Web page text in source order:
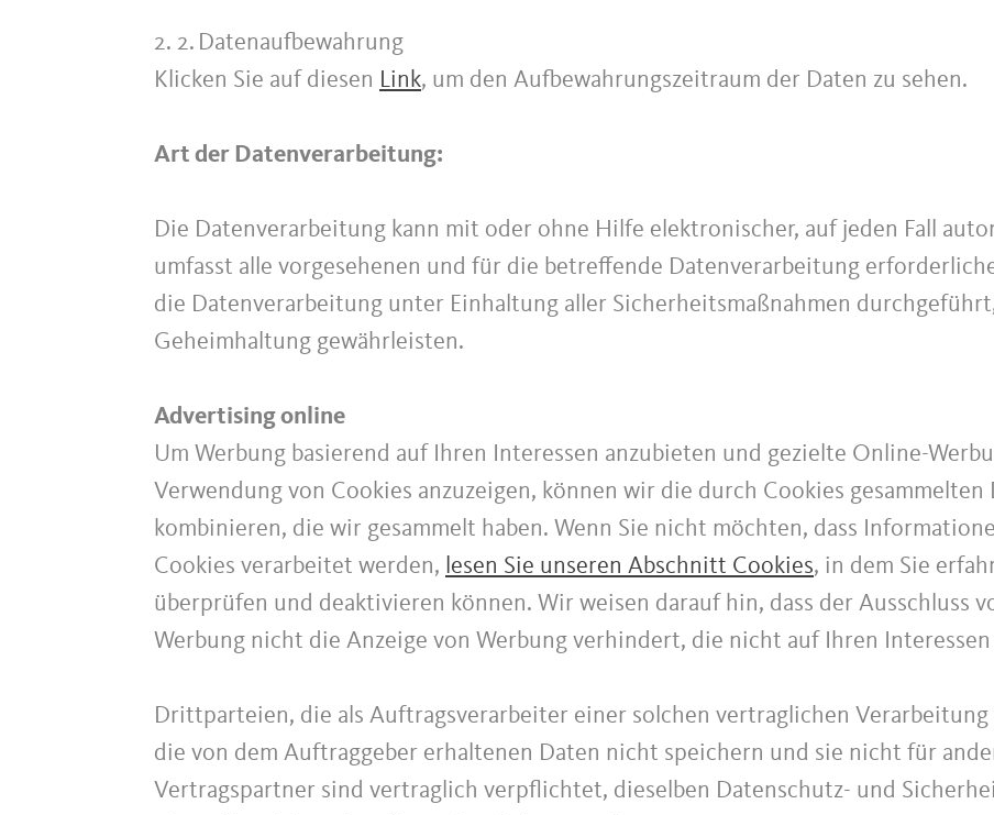
2. 2. Datenaufbewahrung
Klicken Sie auf diesen Link, um den Aufbewahrungszeitraum der Daten zu sehen.
Art der Datenverarbeitung:
Die Datenverarbeitung kann mit oder ohne Hilfe elektronischer, auf jeden Fall
umfasst alle vorgesehenen und für die betreffende Datenverarbeitung
die Datenverarbeitung unter Einhaltung aller Sicherheitsmaßnahmen
Geheimhaltung gewährleisten.
Advertising online
Um Werbung basierend auf Ihren Interessen anzubieten und gezielte Online-
Verwendung von Cookies anzuzeigen, können wir die durch Cookies
kombinieren, die wir gesammelt haben. Wenn Sie nicht möchten, dass
Cookies verarbeitet werden, lesen Sie unseren Abschnitt Cookies, in dem Sie
überprüfen und deaktivieren können. Wir weisen darauf hin, dass der Ausschluss
Werbung nicht die Anzeige von Werbung verhindert, die nicht auf Ihren
Drittparteien, die als Auftragsverarbeiter einer solchen vertraglichen Verarbeitung
die von dem Auftraggeber erhaltenen Daten nicht speichern und sie nicht für
Vertragspartner sind vertraglich verpflichtet, dieselben Datenschutz- und